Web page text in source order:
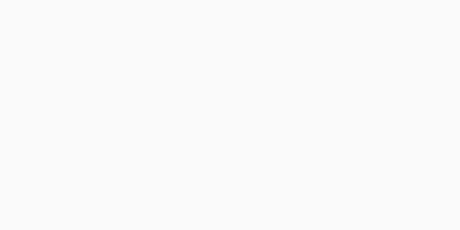
информации выделяют:
таких как отчёты, накладные и платёжные поручения.
Information System)
работ в течение нескольких месяцев или недель, например при анализе поставок, сбыта или составлении
Support System)
ресурсов и финансирования, ориентируясь на сложные бизнес-процессы, требующие аналитической
управления в организации:
заказов.